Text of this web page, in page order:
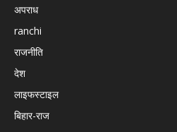
अपराध
ranchi
राजनीति
देश
लाइफस्टाइल
बिहार-राज